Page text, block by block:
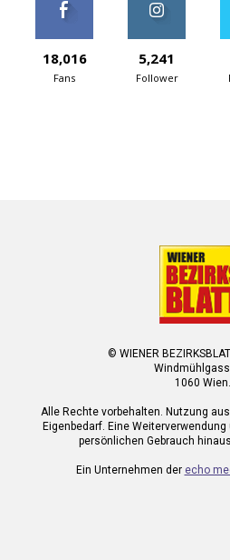
18,016
Fans
5,241
Follower
© WIENER
1060 Wien.
Alle Rechte vorbehalten. Nutzung
Eigenbedarf. Eine
persönlichen Gebrauch
Ein Unternehmen der echo